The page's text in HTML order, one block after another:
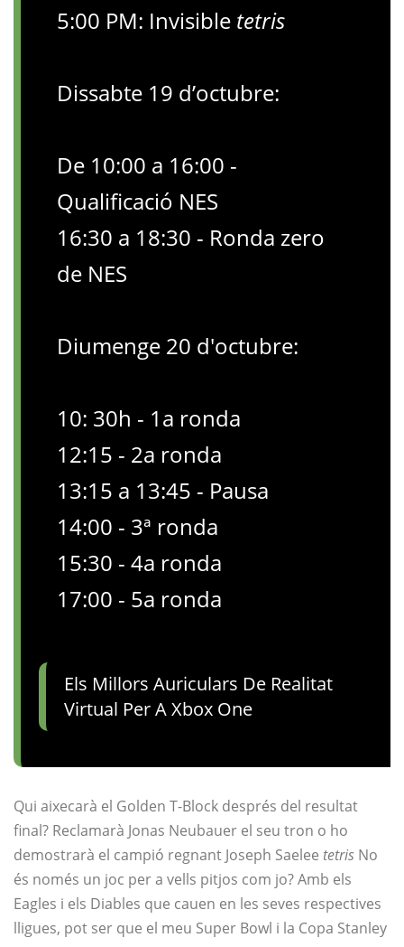
5:00 PM: Invisible tetris
Dissabte 19 d’octubre:
De 10:00 a 16:00 -
Qualificació NES
16:30 a 18:30 - Ronda zero
de NES
Diumenge 20 d'octubre:
10: 30h - 1a ronda
12:15 - 2a ronda
13:15 a 13:45 - Pausa
14:00 - 3ª ronda
15:30 - 4a ronda
17:00 - 5a ronda
Els Millors Auriculars De Realitat
Virtual Per A Xbox One
Qui aixecarà el Golden T-Block després del resultat
final? Reclamarà Jonas Neubauer el seu tron ​​o ho
demostrarà el campió regnant Joseph Saelee tetris No
és només un joc per a vells pitjos com jo? Amb els
Eagles i els Diables que cauen en les seves respectives
lligues, pot ser que el meu Super Bowl i la Copa Stanley